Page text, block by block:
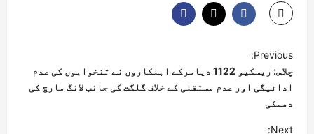
Previous:
چلاس: ریسکیو 1122 دیامرکے اہلکاروں نے تنخواہوں کی عدم
ادائیگی اور عدم مستقلی کے خلاف گلگت کی جانب لانگ مارچ کی
دھمکی
Next: